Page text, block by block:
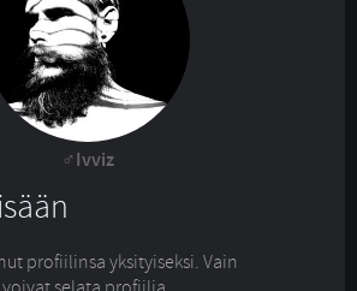
Ivviz
profiilinsa yksityiseksi. Vain